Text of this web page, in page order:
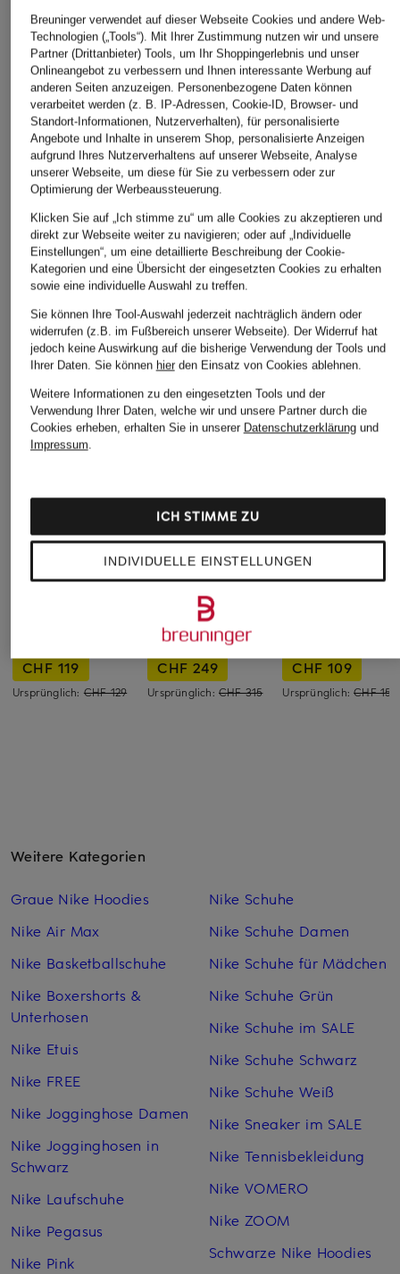
ÄHNLICHE ARTIKEL ENTDECKEN
CHF 119
Ursprünglich: CHF 129
Sneaker BLVILLE
LOW
CHF 249
Ursprünglich: CHF 315
CHF 109
Ursprünglich:CHF 159
Weitere Kategorien
Graue Nike Hoodies
Nike Air Max
Nike Basketballschuhe
Nike Boxershorts &
Unterhosen
Nike Etuis
Nike FREE
Nike Jogginghose Damen
Nike Jogginghosen in
Schwarz
Nike Laufschuhe
Nike Pegasus
Nike Pink
Nike Schuhe
Nike Schuhe Damen
Nike Schuhe für Mädchen
Nike Schuhe Grün
Nike Schuhe im SALE
Nike Schuhe Schwarz
Nike Schuhe Weiß
Nike Sneaker im SALE
Nike Tennisbekleidung
Nike VOMERO
Nike ZOOM
Schwarze Nike Hoodies
Breuninger verwendet auf dieser Webseite Cookies und andere Web-
Technologien („Tools“). Mit Ihrer Zustimmung nutzen wir und unsere
Partner (Drittanbieter) Tools, um Ihr Shoppingerlebnis und unser
Onlineangebot zu verbessern und Ihnen interessante Werbung auf
anderen Seiten anzuzeigen. Personenbezogene Daten können
verarbeitet werden (z. B. IP-Adressen, Cookie-ID, Browser- und
Standort-Informationen, Nutzerverhalten), für personalisierte
Angebote und Inhalte in unserem Shop, personalisierte Anzeigen
aufgrund Ihres Nutzerverhaltens auf unserer Webseite, Analyse
unserer Webseite, um diese für Sie zu verbessern oder zur
Optimierung der Werbeaussteuerung.
Klicken Sie auf „Ich stimme zu“ um alle Cookies zu akzeptieren und
direkt zur Webseite weiter zu navigieren; oder auf „Individuelle
Einstellungen“, um eine detaillierte Beschreibung der Cookie-
Kategorien und eine Übersicht der eingesetzten Cookies zu erhalten
sowie eine individuelle Auswahl zu treffen.
Sie können Ihre Tool-Auswahl jederzeit nachträglich ändern oder
widerrufen (z.B. im Fußbereich unserer Webseite). Der Widerruf hat
jedoch keine Auswirkung auf die bisherige Verwendung der Tools und
Ihrer Daten. Sie können hierden Einsatz von Cookies ablehnen.
Weitere Informationen zu den eingesetzten Tools und der
Verwendung Ihrer Daten, welche wir und unsere Partner durch die
Cookies erheben, erhalten Sie in unserer Datenschutzerklärungund
Impressum.
INDIVIDUELLE EINSTELLUNGEN
ICH STIMME ZU